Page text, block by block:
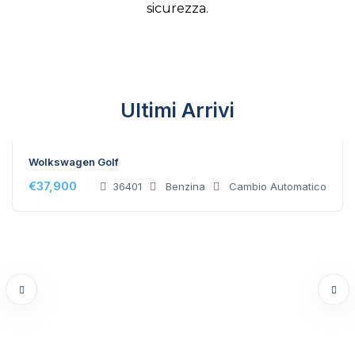
sicurezza.
Ultimi Arrivi
Wolkswagen Golf
€37,900 36401 Benzina Cambio Automatico